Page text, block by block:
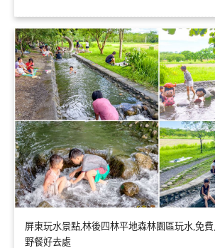
屏東玩水景點,林後四林平地森林園區玩水,免
野餐好去處